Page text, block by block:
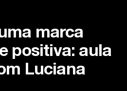
marca
positiva: aula
Luciana